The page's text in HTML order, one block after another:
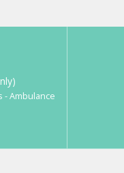
- Ambulance